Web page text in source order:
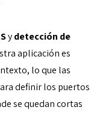
ydetección de
aplicación es
lo que las
definir los puertos
se quedan cortas